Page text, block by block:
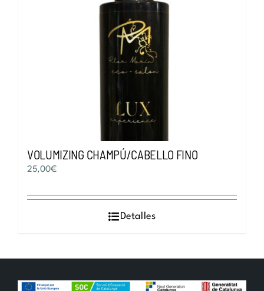
VOLUMIZING CHAMPÚ/CABELLO FINO
25,00€
Detalles